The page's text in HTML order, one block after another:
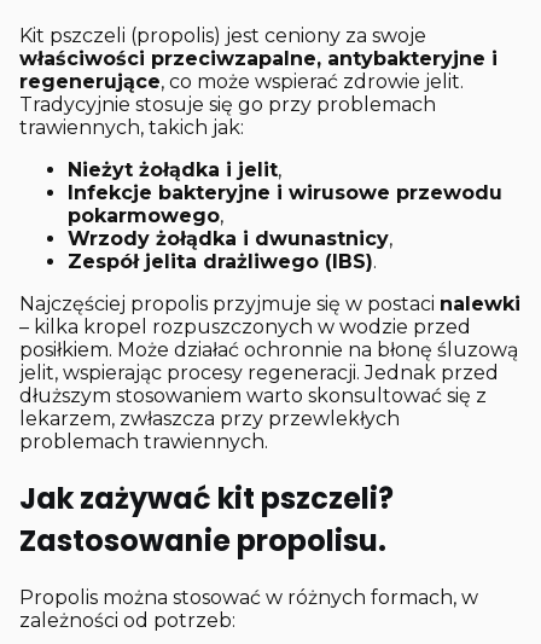
Kit pszczeli (propolis) jest ceniony za swoje
właściwości przeciwzapalne, antybakteryjne i
regenerujące, co może wspierać zdrowie jelit.
Tradycyjnie stosuje się go przy problemach
trawiennych, takich jak:
Nieżyt żołądka i jelit,
Infekcje bakteryjne i wirusowe przewodu
pokarmowego,
Wrzody żołądka i dwunastnicy,
Zespół jelita drażliwego (IBS).
Najczęściej propolis przyjmuje się w postaci nalewki
– kilka kropel rozpuszczonych w wodzie przed
posiłkiem. Może działać ochronnie na błonę śluzową
jelit, wspierając procesy regeneracji. Jednak przed
dłuższym stosowaniem warto skonsultować się z
lekarzem, zwłaszcza przy przewlekłych
problemach trawiennych.
Jak zażywać kit pszczeli?
Zastosowanie propolisu.
Propolis można stosować w różnych formach, w
zależności od potrzeb: